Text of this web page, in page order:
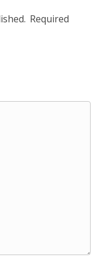
Required